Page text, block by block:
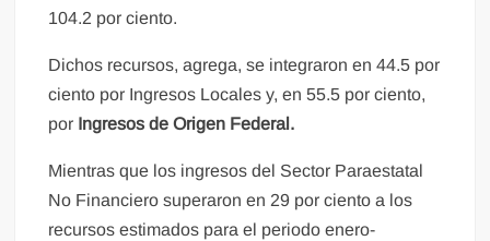
104.2 por ciento.
Dichos recursos, agrega, se integraron en 44.5 por
ciento por Ingresos Locales y, en 55.5 por ciento,
por Ingresos de Origen Federal.
Mientras que los ingresos del Sector Paraestatal
No Financiero superaron en 29 por ciento a los
recursos estimados para el periodo enero-